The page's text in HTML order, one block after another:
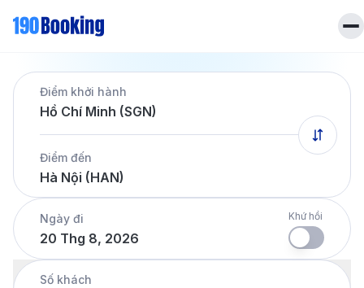
Trang chủ
Vé máy bay
Dịch vụ
Khách sạn
Tin tứcLiên hệ
Hotline
028 7303 6167
Tiếng Việt
Điểm khởi hành
Hồ Chí Minh (SGN)
Điểm đến
Hà Nội (HAN)
Ngày đi
20 Thg 8, 2026
Khứ hồi
Số khách